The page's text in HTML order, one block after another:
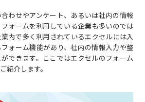
わせやアンケート、あるいは社内の情報
ォームを利用している企業も多いのでは
内で多く利用されているエクセルには入
ォーム機能があり、社内の情報入力や整
できます。ここではエクセルのフォーム
紹介します。